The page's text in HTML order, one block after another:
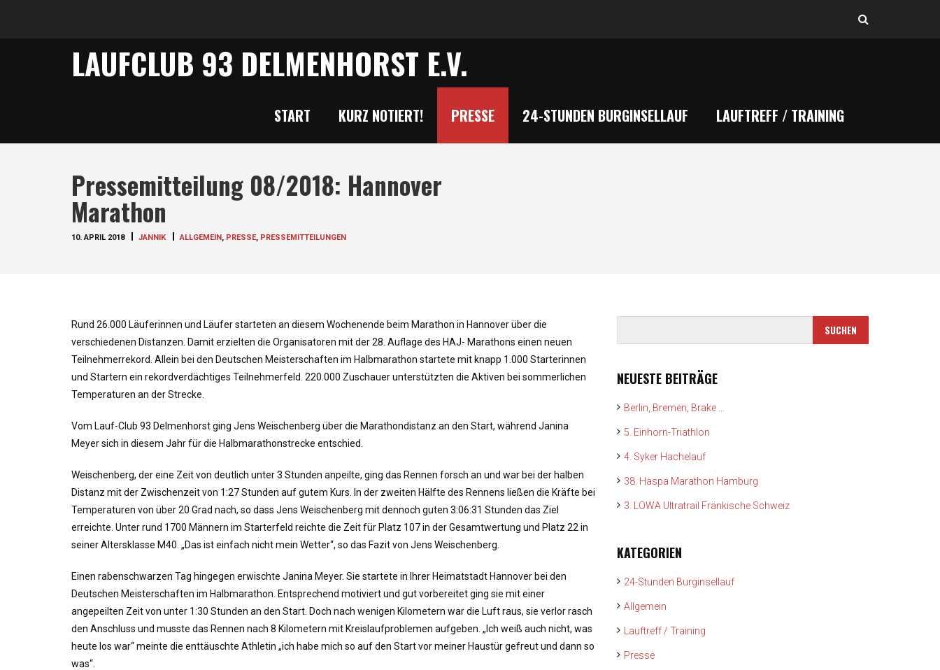
LAUFCLUB 93 DELMENHORST E.V.
START KURZ NOTIERT! PRESSE 24-STUNDEN BURGINSELLAUF LAUFTREFF / TRAINING
Pressemitteilung 08/2018: Hannover
Marathon
10. APRIL 2018 JANNIK ALLGEMEIN, PRESSE, PRESSEMITTEILUNGEN
Rund 26.000 Läuferinnen und Läufer starteten an diesem Wochenende beim Marathon in Hannover über die
verschiedenen Distanzen. Damit erzielten die Organisatoren mit der 28. Auflage des HAJ- Marathons einen neuen
Teilnehmerrekord. Allein bei den Deutschen Meisterschaften im Halbmarathon startete mit knapp 1.000 Starterinnen
und Startern ein rekordverdächtiges Teilnehmerfeld. 220.000 Zuschauer unterstützten die Aktiven bei sommerlichen
Temperaturen an der Strecke.
Vom Lauf-Club 93 Delmenhorst ging Jens Weischenberg über die Marathondistanz an den Start, während Janina
Meyer sich in diesem Jahr für die Halbmarathonstrecke entschied.
Weischenberg, der eine Zeit von deutlich unter 3 Stunden anpeilte, ging das Rennen forsch an und war bei der halben
Distanz mit der Zwischenzeit von 1:27 Stunden auf gutem Kurs. In der zweiten Hälfte des Rennens ließen die Kräfte bei
Temperaturen von über 20 Grad nach, so dass Jens Weischenberg mit dennoch guten 3:06:31 Stunden das Ziel
erreichte. Unter rund 1700 Männern im Starterfeld reichte die Zeit für Platz 107 in der Gesamtwertung und Platz 22 in
seiner Altersklasse M40. „Das ist einfach nicht mein Wetter“, so das Fazit von Jens Weischenberg.
Einen rabenschwarzen Tag hingegen erwischte Janina Meyer. Sie startete in Ihrer Heimatstadt Hannover bei den
Deutschen Meisterschaften im Halbmarathon. Entsprechend motiviert und gut vorbereitet ging sie mit einer
angepeilten Zeit von unter 1:30 Stunden an den Start. Doch nach wenigen Kilometern war die Luft raus, sie verlor rasch
den Anschluss und musste das Rennen nach 8 Kilometern mit Kreislaufproblemen aufgeben. „Ich weiß auch nicht, was
heute los war“ meinte die enttäuschte Athletin „ich habe mich so auf den Start vor meiner Haustür gefreut und dann so
was“.
NEUESTE BEITRÄGE
Berlin, Bremen, Brake …
5. Einhorn-Triathlon
4. Syker Hachelauf
38. Haspa Marathon Hamburg
3. LOWA Ultratrail Fränkische Schweiz
KATEGORIEN
24-Stunden Burginsellauf
Allgemein
Lauftreff / Training
Presse